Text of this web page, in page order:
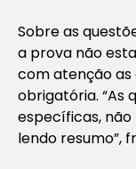
Sobre as
a prova não
com atenção
obrigatória. “As
específicas,
lendo resumo”,